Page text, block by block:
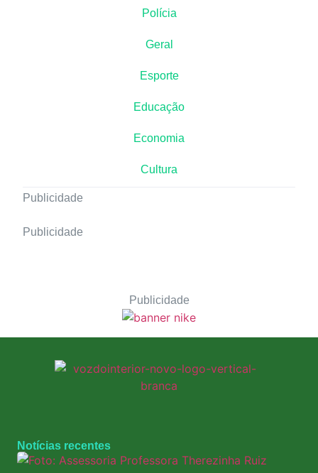
Polícia
Geral
Esporte
Educação
Economia
Cultura
Publicidade
Publicidade
Publicidade
Notícias recentes